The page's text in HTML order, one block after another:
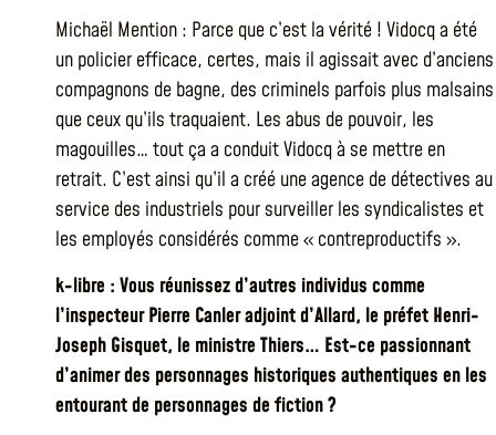
Michaël Mention : Parce que c’est la vérité ! Vidocq a été
un policier efficace, certes, mais il agissait avec d’anciens
compagnons de bagne, des criminels parfois plus malsains
que ceux qu’ils traquaient. Les abus de pouvoir, les
magouilles… tout ça a conduit Vidocq à se mettre en
retrait. C’est ainsi qu’il a créé une agence de détectives au
service des industriels pour surveiller les syndicalistes et
les employés considérés comme « contreproductifs ».
k-libre : Vous réunissez d’autres individus comme
l’inspecteur Pierre Canler adjoint d’Allard, le préfet Henri-
Joseph Gisquet, le ministre Thiers… Est-ce passionnant
d’animer des personnages historiques authentiques en les
entourant de personnages de fiction ?